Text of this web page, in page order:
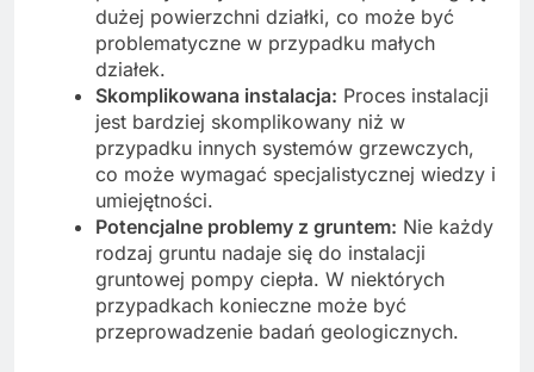
dużej powierzchni działki, co może być
problematyczne w przypadku małych
działek.
Skomplikowana instalacja: Proces instalacji
jest bardziej skomplikowany niż w
przypadku innych systemów grzewczych,
co może wymagać specjalistycznej wiedzy i
umiejętności.
Potencjalne problemy z gruntem: Nie każdy
rodzaj gruntu nadaje się do instalacji
gruntowej pompy ciepła. W niektórych
przypadkach konieczne może być
przeprowadzenie badań geologicznych.